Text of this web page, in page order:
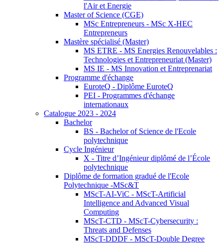
l'Air et Energie
Master of Science (CGE)
MSc Entrepreneurs - MSc X-HEC
Entrepreneurs
Mastère spécialisé (Master)
MS ETRE - MS Energies Renouvelables :
Technologies et Entrepreneuriat (Master)
MS IE - MS Innovation et Entreprenariat
Programme d'échange
EuroteQ - Diplôme EuroteQ
PEI - Programmes d'échange
internationaux
Catalogue 2023 - 2024
Bachelor
BS - Bachelor of Science de l'Ecole
polytechnique
Cycle Ingénieur
X - Titre d’Ingénieur diplômé de l’École
polytechnique
Diplôme de formation gradué de l'Ecole
Polytechnique -MSc&T
MScT-AI-ViC - MScT-Artificial
Intelligence and Advanced Visual
Computing
MScT-CTD - MScT-Cybersecurity :
Threats and Defenses
MScT-DDDF - MScT-Double Degree